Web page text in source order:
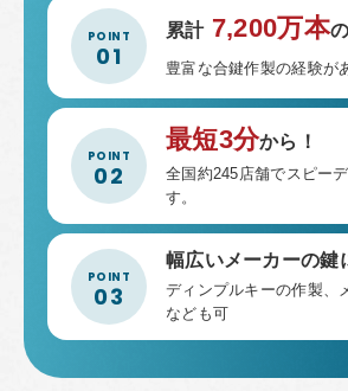
CLOSE
累計7,200万本
豊富な合鍵作製の経験が
最短3分から！
全国約245店舗でスピー
す。
幅広いメーカーの鍵
ディンプルキーの作製、
なども可